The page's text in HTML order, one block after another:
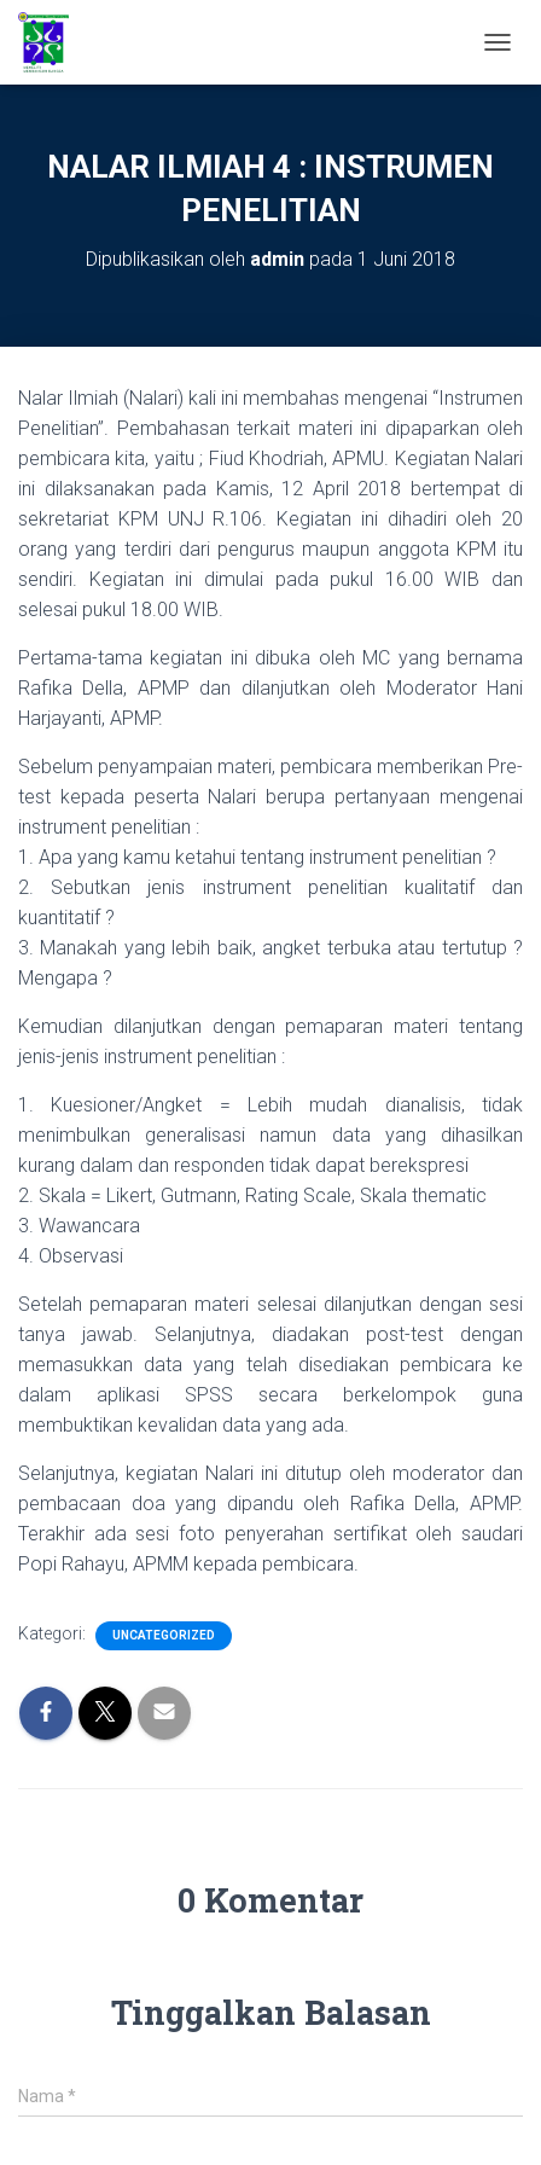
NALAR ILMIAH 4 : INSTRUMEN
PENELITIAN
Dipublikasikan oleh admin pada 1 Juni 2018
Nalar Ilmiah (Nalari) kali ini membahas mengenai “Instrumen
Penelitian”. Pembahasan terkait materi ini dipaparkan oleh
pembicara kita, yaitu ; Fiud Khodriah, APMU. Kegiatan Nalari
ini dilaksanakan pada Kamis, 12 April 2018 bertempat di
sekretariat KPM UNJ R.106. Kegiatan ini dihadiri oleh 20
orang yang terdiri dari pengurus maupun anggota KPM itu
sendiri. Kegiatan ini dimulai pada pukul 16.00 WIB dan
selesai pukul 18.00 WIB.
Pertama-tama kegiatan ini dibuka oleh MC yang bernama
Rafika Della, APMP dan dilanjutkan oleh Moderator Hani
Harjayanti, APMP.
Sebelum penyampaian materi, pembicara memberikan Pre-
test kepada peserta Nalari berupa pertanyaan mengenai
instrument penelitian :
1. Apa yang kamu ketahui tentang instrument penelitian ?
2. Sebutkan jenis instrument penelitian kualitatif dan
kuantitatif ?
3. Manakah yang lebih baik, angket terbuka atau tertutup ?
Mengapa ?
Kemudian dilanjutkan dengan pemaparan materi tentang
jenis-jenis instrument penelitian :
1. Kuesioner/Angket = Lebih mudah dianalisis, tidak
menimbulkan generalisasi namun data yang dihasilkan
kurang dalam dan responden tidak dapat berekspresi
2. Skala = Likert, Gutmann, Rating Scale, Skala thematic
3. Wawancara
4. Observasi
Setelah pemaparan materi selesai dilanjutkan dengan sesi
tanya jawab. Selanjutnya, diadakan post-test dengan
memasukkan data yang telah disediakan pembicara ke
dalam aplikasi SPSS secara berkelompok guna
membuktikan kevalidan data yang ada.
Selanjutnya, kegiatan Nalari ini ditutup oleh moderator dan
pembacaan doa yang dipandu oleh Rafika Della, APMP.
Terakhir ada sesi foto penyerahan sertifikat oleh saudari
Popi Rahayu, APMM kepada pembicara.
Kategori: UNCATEGORIZED
0 Komentar
Tinggalkan Balasan
Nama *